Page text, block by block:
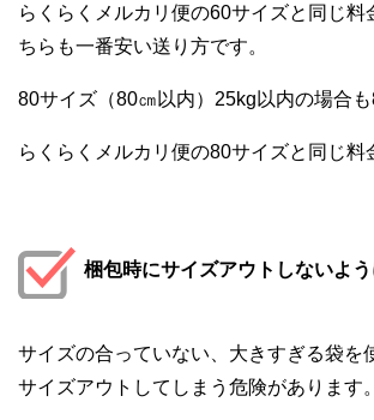
らくらくメルカリ便の60サイズと同じ料
ちらも一番安い送り方です。
80サイズ（80㎝以内）25kg以内の場合も
らくらくメルカリ便の80サイズと同じ料
梱包時にサイズアウトしないよ
サイズの合っていない、大きすぎる袋を
サイズアウトしてしまう危険があります。